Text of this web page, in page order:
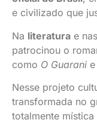
e civilizado que
Na literatura e nas
patrocinou o
como O Guarani e
Nesse projeto
transformada no
totalmente